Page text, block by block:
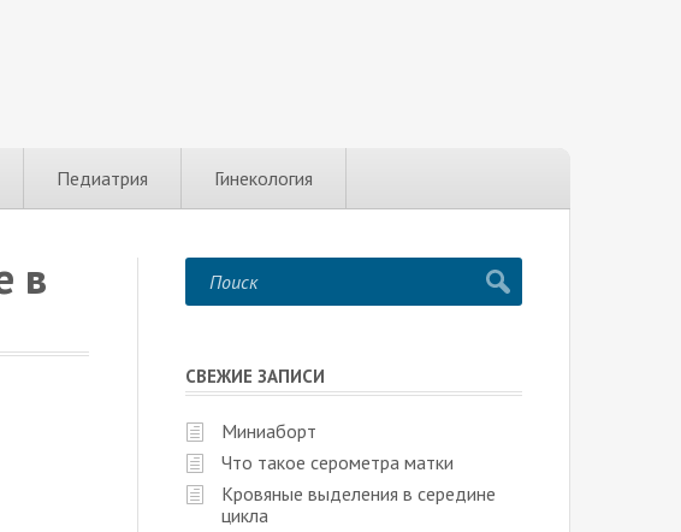
Педиатрия Гинекология
в
СВЕЖИЕ ЗАПИСИ
Миниаборт
Что такое серометра матки
Кровяные выделения в середине
цикла